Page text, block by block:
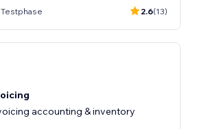
2.6(13)
accounting & inventory